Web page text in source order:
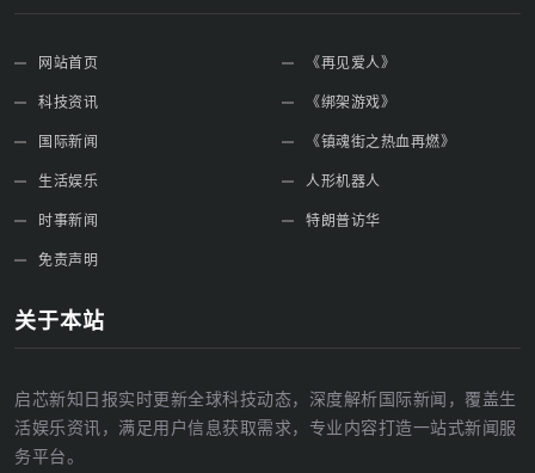
网站首页
科技资讯
国际新闻
生活娱乐
时事新闻
免责声明
《再见爱人》
《绑架游戏》
《镇魂街之热血再燃》
人形机器人
特朗普访华
关于本站
启芯新知日报实时更新全球科技动态，深度解析国际新闻，覆盖生
活娱乐资讯，满足用户信息获取需求，专业内容打造一站式新闻服
务平台。